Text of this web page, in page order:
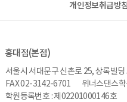
개인정보취급방침
홍대점(본점)
서울시 서대문구 신촌로 25, 상록빌딩
FAX 02-3142-6701
위너스댄스학
학원등록번호 : 제02201000146호